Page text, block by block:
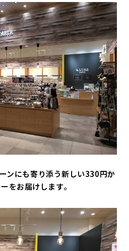
ンにも寄り添う新しい330円か
をお届けします。